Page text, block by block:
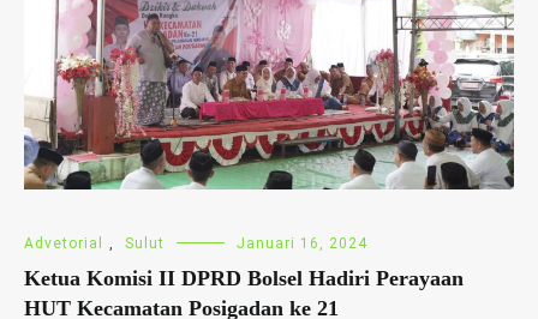
Advetorial , Sulut Januari 16, 2024
Ketua Komisi II DPRD Bolsel Hadiri Perayaan
HUT Kecamatan Posigadan ke 21